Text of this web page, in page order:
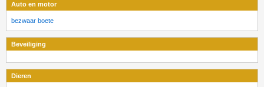
Auto en motor
bezwaar boete
Beveiliging
Dieren